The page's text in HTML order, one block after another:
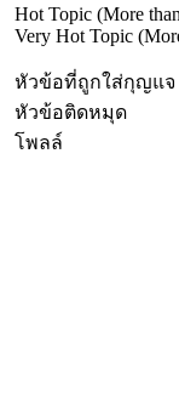
Hot Topic (More
Very Hot Topic
หัวข้อที่ถูกใส่กุญแจ
หัวข้อติดหมุด
โพลล์